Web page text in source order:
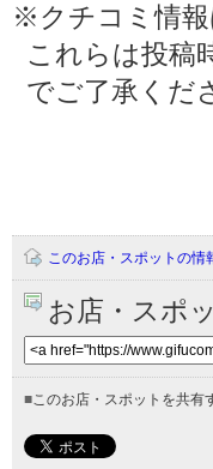
※クチコミ情
これらは投稿
でご了承くだ
このお店・スポットの情
お店・スポ
■このお店・スポットを共有